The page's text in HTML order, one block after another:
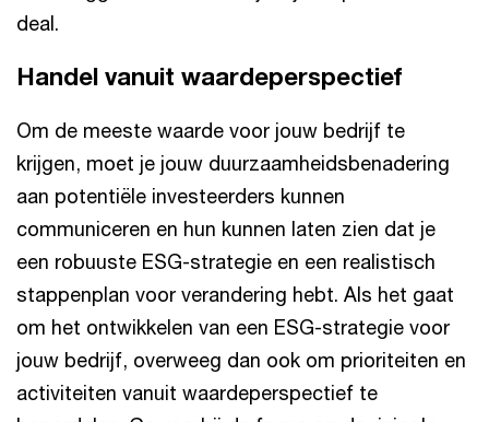
deal.
Handel vanuit waardeperspectief
Om de meeste waarde voor jouw bedrijf te
krijgen, moet je jouw duurzaamheidsbenadering
aan potentiële investeerders kunnen
communiceren en hun kunnen laten zien dat je
een robuuste ESG-strategie en een realistisch
stappenplan voor verandering hebt. Als het gaat
om het ontwikkelen van een ESG-strategie voor
jouw bedrijf, overweeg dan ook om prioriteiten en
activiteiten vanuit waardeperspectief te